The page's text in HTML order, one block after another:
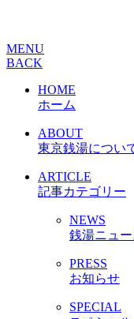
MENU
BACK
HOME
ホーム
ABOUT
東京銭湯につい
ARTICLE
記事カテゴリー
NEWS
銭湯ニュー
PRESS
お知らせ
SPECIAL